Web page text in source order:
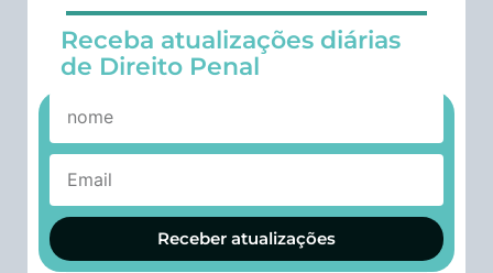
Receba atualizações diárias
de Direito Penal
Receber atualizações